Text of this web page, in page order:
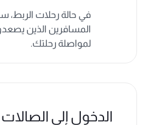
في حالة رحلات الربط،
المسافرين الذين
لمواصلة رحلتك.
الدخول إلى الصالات